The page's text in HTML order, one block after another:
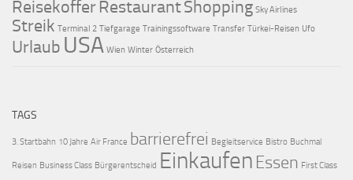
ReisekofferRestaurantShopping Sky Airlines
Streik Terminal 2 Tiefgarage Trainingssoftware Transfer Türkei-Reisen Ufo
Urlaub USA Wien Winter Österreich
TAGS
3. Startbahn 10 Jahre Air France barrierefrei Begleitservice Bistro Buchmal
Reisen Business Class Bürgerentscheid Einkaufen Essen First Class